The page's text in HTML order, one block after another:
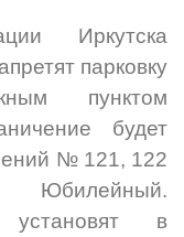
Иркутска
парковку
пунктом
будет
№ 121, 122
установят в